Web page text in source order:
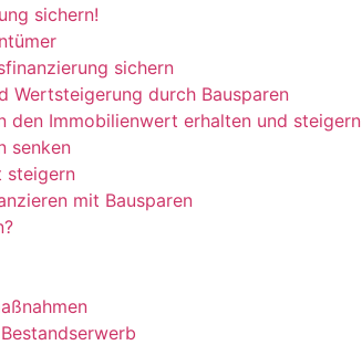
sichern!
sichern
Wertsteigerung durch Bausparen
den Immobilienwert erhalten und steigern
senken
steigern
mit Bausparen